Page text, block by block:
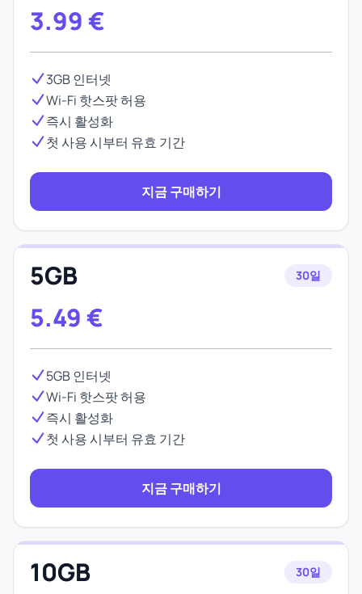
3.99 €
3GB 인터넷
Wi-Fi 핫스팟 허용
즉시 활성화
첫 사용 시부터 유효 기간
지금 구매하기
5GB 30일
5.49 €
5GB 인터넷
Wi-Fi 핫스팟 허용
즉시 활성화
첫 사용 시부터 유효 기간
지금 구매하기
10GB 30일